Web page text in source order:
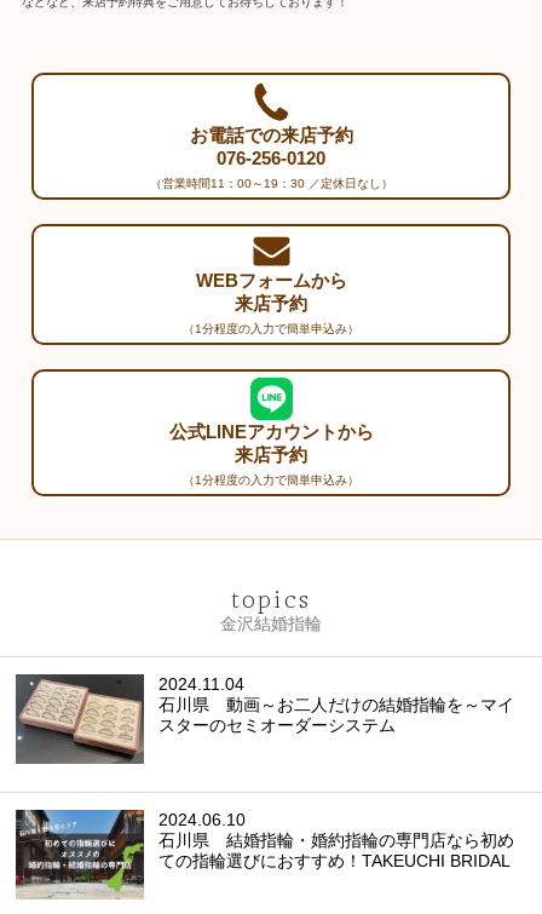
お電話での来店予約
076-256-0120
（営業時間11：00～19：30 ／定休日なし）
WEBフォームから
来店予約
（1分程度の入力で簡単申込み）
公式LINEアカウントから
来店予約
（1分程度の入力で簡単申込み）
topics
金沢結婚指輪
2024.11.04
石川県 動画～お二人だけの結婚指輪を～マイ
スターのセミオーダーシステム
2024.06.10
石川県 結婚指輪・婚約指輪の専門店なら初め
ての指輪選びにおすすめ！TAKEUCHI BRIDAL